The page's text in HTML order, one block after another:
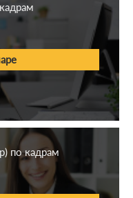
по кадрам